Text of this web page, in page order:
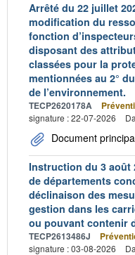
Arrêté du 22 juillet
modification du
fonction
disposant des
classées pour la
mentionnées au 2°
de l’environnement.
TECP2620178A
signature : 22-07-2026
Document
Instruction du 3 août
de départements
déclinaison des
gestion dans les
ou pouvant contenir
TECP2613486J
signature : 03-08-2026